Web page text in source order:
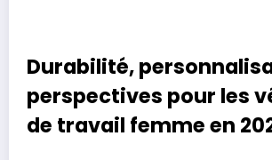
Durabilité,
perspectives pour les
de travail femme en